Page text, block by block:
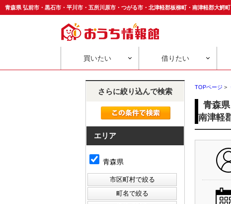
買いたい 借りたい
TOPページ >
青森
南津軽
さらに絞り込んで検索
エリア
青森県